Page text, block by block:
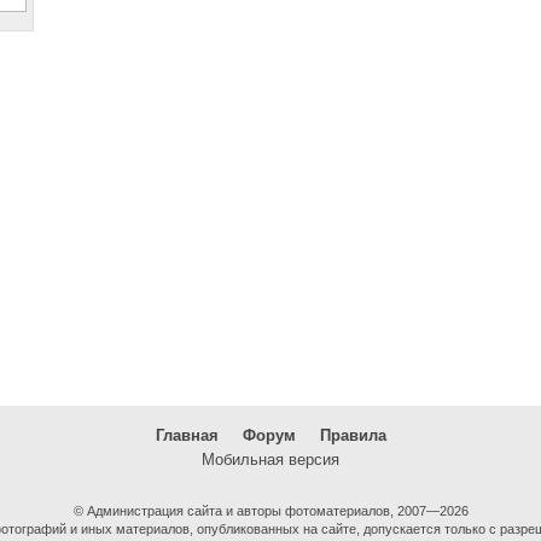
Главная Форум
Правила
Мобильная версия
© Администрация сайта и авторы фотоматериалов, 2007—2026
и иных материалов, опубликованных на сайте, допускается только с